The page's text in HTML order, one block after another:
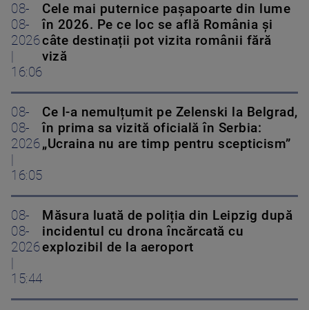
08-
08-
2026
16:06
Cele mai puternice pașapoarte din lume
în 2026. Pe ce loc se află România și
câte destinații pot vizita românii fără
viză
08-
08-
2026
16:05
Ce l-a nemulțumit pe Zelenski la Belgrad,
în prima sa vizită oficială în Serbia:
„Ucraina nu are timp pentru scepticism”
08-
08-
2026
15:44
Măsura luată de poliția din Leipzig după
incidentul cu drona încărcată cu
explozibil de la aeroport